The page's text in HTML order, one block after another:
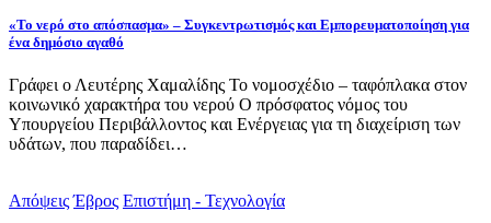
«Το νερό στο απόσπασμα» – Συγκεντρωτισμός και Εμπορευματοποίηση για
ένα δημόσιο αγαθό
Γράφει ο Λευτέρης Χαμαλίδης Το νομοσχέδιο – ταφόπλακα στον
κοινωνικό χαρακτήρα του νερού Ο πρόσφατος νόμος του
Υπουργείου Περιβάλλοντος και Ενέργειας για τη διαχείριση των
υδάτων, που παραδίδει…
Απόψεις Έβρος Επιστήμη - Τεχνολογία